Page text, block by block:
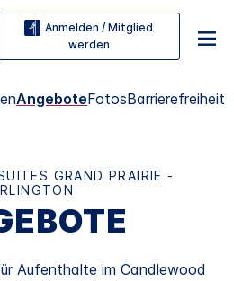
Anmelden / Mitglied
werden
AngeboteFotosBarrierefreiheit
GRAND PRAIRIE -
Aufenthalte im Candlewood